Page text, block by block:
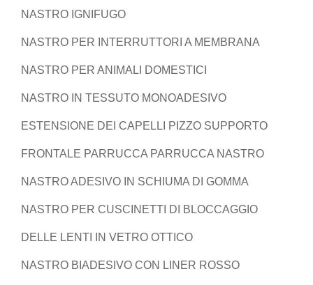
NASTRO IGNIFUGO
NASTRO PER INTERRUTTORI A MEMBRANA
NASTRO PER ANIMALI DOMESTICI
NASTRO IN TESSUTO MONOADESIVO
ESTENSIONE DEI CAPELLI PIZZO SUPPORTO
FRONTALE PARRUCCA PARRUCCA NASTRO
NASTRO ADESIVO IN SCHIUMA DI GOMMA
NASTRO PER CUSCINETTI DI BLOCCAGGIO
DELLE LENTI IN VETRO OTTICO
NASTRO BIADESIVO CON LINER ROSSO